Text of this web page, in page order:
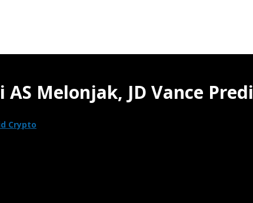
Melonjak, JD Vance
Crypto